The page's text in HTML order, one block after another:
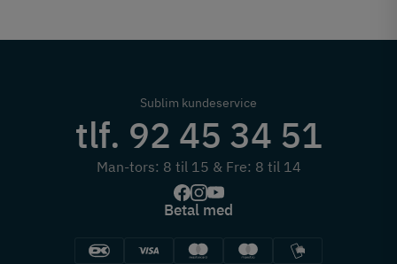
Sublim kundeservice
tlf. 92 45 34 51
Man-tors: 8 til 15 & Fre: 8 til 14
Betal med